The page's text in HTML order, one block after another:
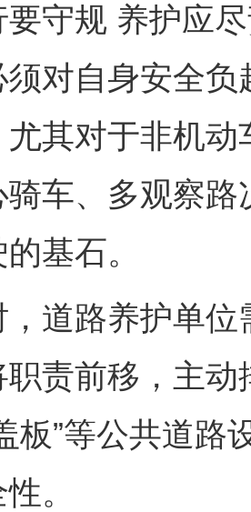
规 养护应尽
对自身安全
其对于非机
车、多观察
基石。
路养护单位
职责前移，主
板”等公共道路
。